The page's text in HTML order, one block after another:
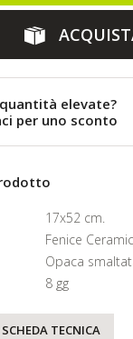
elevate?
per uno sconto
17x52 cm.
Fenice
Opaca
8 gg
TECNICA